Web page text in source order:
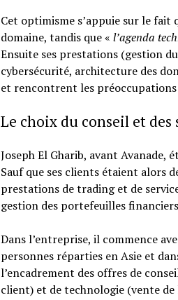
Cet optimisme s’appuie sur le fait
domaine, tandis que « l’agenda
Ensuite ses prestations (gestion
cybersécurité, architecture des
et rencontrent les préoccupations
Le choix du conseil et des
Joseph El Gharib, avant Avanade,
Sauf que ses clients étaient alors
prestations de trading et de
gestion des portefeuilles
Dans l’entreprise, il commence
personnes réparties en Asie et
l’encadrement des offres de
client) et de technologie (vente